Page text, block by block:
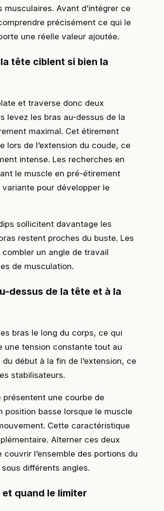
Avant d’intégrer ce
précisément ce qui le
une réelle valeur ajoutée.
tête ciblent si bien la
et traverse donc deux
levez les bras au-dessus de la
maximal. Cet étirement
lors de l’extension du coude, ce
intense. Les recherches en
le muscle en pré-étirement
variante pour développer le
sollicitent davantage les
restent proches du buste. Les
un angle de travail
de musculation.
dessus de la tête et à la
bras le long du corps, ce qui
une tension constante tout au
début à la fin de l’extension, ce
stabilisateurs.
présentent une courbe de
position basse lorsque le muscle
Cette caractéristique
Alterner ces deux
l’ensemble des portions du
différents angles.
quand le limiter